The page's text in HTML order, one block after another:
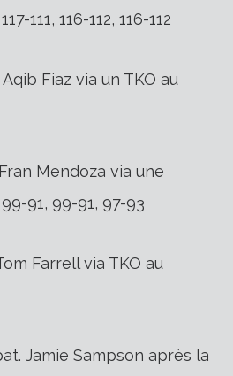
111, 116-112, 116-112
Fiaz via un TKO au
Mendoza via une
91, 99-91, 97-93
Farrell via TKO au
Jamie Sampson après la